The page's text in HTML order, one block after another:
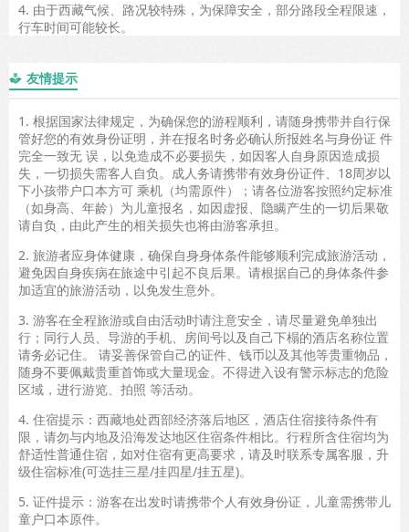
4. 由于西藏气候、路况较特殊，为保障安全，部分路段全程限速，
行车时间可能较长。
 友情提示
1. 根据国家法律规定，为确保您的游程顺利，请随身携带并自行保
管好您的有效身份证明，并在报名时务必确认所报姓名与身份证 件
完全一致无 误，以免造成不必要损失，如因客人自身原因造成损
失，一切损失需客人自负。成人务请携带有效身份证件、18周岁以
下小孩带户口本方可 乘机（均需原件）；请各位游客按照约定标准
（如身高、年龄）为儿童报名，如因虚报、隐瞒产生的一切后果敬
请自负，由此产生的相关损失也将由游客承担。
2. 旅游者应身体健康，确保自身身体条件能够顺利完成旅游活动，
避免因自身疾病在旅途中引起不良后果。请根据自己的身体条件参
加适宜的旅游活动，以免发生意外。
3. 游客在全程旅游或自由活动时请注意安全，请尽量避免单独出
行；同行人员、导游的手机、房间号以及自己下榻的酒店名称位置
请务必记住。 请妥善保管自己的证件、钱币以及其他等贵重物品，
随身不要佩戴贵重首饰或大量现金。不得进入设有警示标志的危险
区域，进行游览、拍照 等活动。
4. 住宿提示：西藏地处西部经济落后地区，酒店住宿接待条件有
限，请勿与内地及沿海发达地区住宿条件相比。行程所含住宿均为
舒适性普通住宿，如对住宿有更高要求，请及时联系专属客服，升
级住宿标准(可选挂三星/挂四星/挂五星)。
5. 证件提示：游客在出发时请携带个人有效身份证，儿童需携带儿
童户口本原件。